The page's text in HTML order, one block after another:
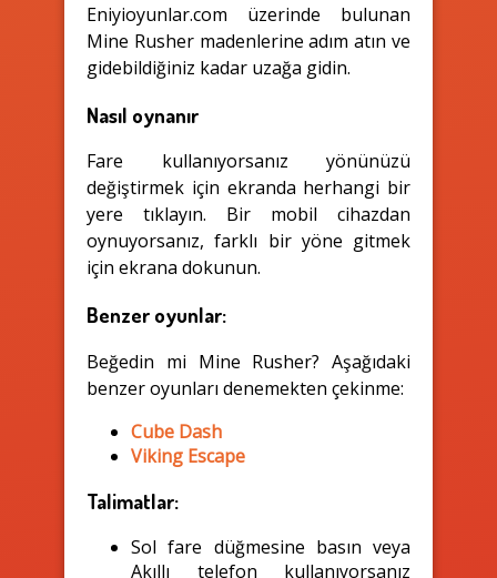
Eniyioyunlar.com üzerinde bulunan
Mine Rusher madenlerine adım atın ve
gidebildiğiniz kadar uzağa gidin.
Nasıl oynanır
Fare kullanıyorsanız yönünüzü
değiştirmek için ekranda herhangi bir
yere tıklayın. Bir mobil cihazdan
oynuyorsanız, farklı bir yöne gitmek
için ekrana dokunun.
Benzer oyunlar:
Beğedin mi Mine Rusher? Aşağıdaki
benzer oyunları denemekten çekinme:
Cube Dash
Viking Escape
Talimatlar:
Sol fare düğmesine basın veya
Akıllı telefon kullanıyorsanız